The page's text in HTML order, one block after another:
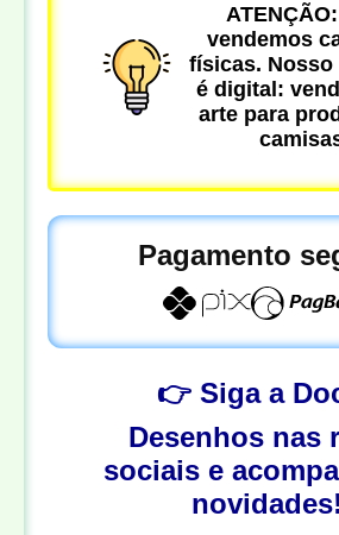
vendemos
físicas.
é digital:
arte para
Pagamento
👉 Siga a
Desenhos nas
sociais e
novidades!